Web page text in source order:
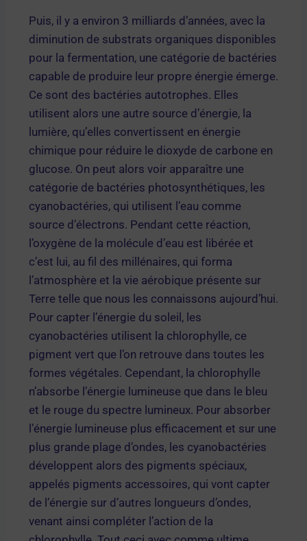
Puis, il y a environ 3 milliards d’années, avec la
diminution de substrats organiques disponibles
pour la fermentation, une catégorie de bactéries
capable de produire leur propre énergie émerge.
Ce sont des bactéries autotrophes. Elles
utilisent alors une autre source d’énergie, la
lumière, qu’elles convertissent en énergie
chimique pour réduire le dioxyde de carbone en
glucose. On peut alors voir apparaître une
catégorie de bactéries photosynthétiques, les
cyanobactéries, qui utilisent l’eau comme
source d’électrons. Pendant cette réaction,
l’oxygène de la molécule d’eau est libérée et
c’est lui, au fil des millénaires, qui forma
l’atmosphère et la vie aérobique présente sur
Terre telle que nous les connaissons aujourd’hui.
Pour capter l’énergie du soleil, les
cyanobactéries utilisent la chlorophylle, ce
pigment vert que l’on retrouve dans toutes les
formes végétales. Cependant, la chlorophylle
n’absorbe l’énergie lumineuse que dans le bleu
et le rouge du spectre lumineux. Pour absorber
l’énergie lumineuse plus efficacement et sur une
plus grande plage d’ondes, les cyanobactéries
développent alors des pigments spéciaux,
appelés pigments accessoires, qui vont capter
de l’énergie sur d’autres longueurs d’ondes,
venant ainsi compléter l’action de la